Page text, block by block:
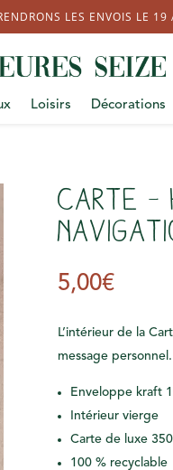
LES ENVOIS LE
Loisirs Décorations
Carte –
5,00€
L’intérieur de la
message personnel.
Enveloppe kraft
Intérieur vierge
Carte de luxe
100 % recyclable